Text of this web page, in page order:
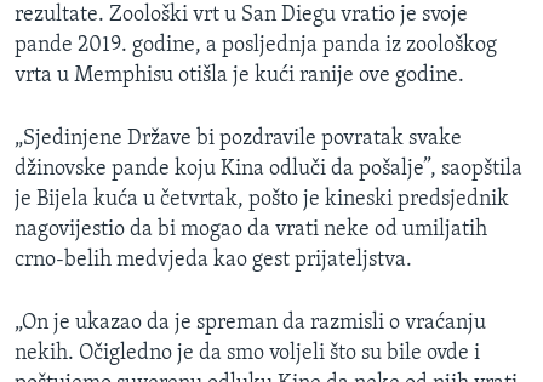
rezultate. Zoološki vrt u San Diegu vratio je svoje
pande 2019. godine, a posljednja panda iz zoološkog
vrta u Memphisu otišla je kući ranije ove godine.
„Sjedinjene Države bi pozdravile povratak svake
džinovske pande koju Kina odluči da pošalje”, saopštila
je Bijela kuća u četvrtak, pošto je kineski predsjednik
nagovijestio da bi mogao da vrati neke od umiljatih
crno-belih medvjeda kao gest prijateljstva.
„On je ukazao da je spreman da razmisli o vraćanju
nekih. Očigledno je da smo voljeli što su bile ovde i